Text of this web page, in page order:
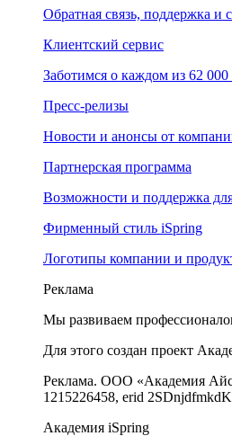
Обратная связь, поддержка и
Клиентский сервис
Заботимся о каждом из 62 000
Пресс-релизы
Новости и анонсы от
Партнерская программа
Возможности и поддержка
Фирменный стиль iSpring
Логотипы компании и
Реклама
Мы развиваем
Для этого создан проект
Реклама. ООО «Академия
1215226458, erid
Академия iSpring